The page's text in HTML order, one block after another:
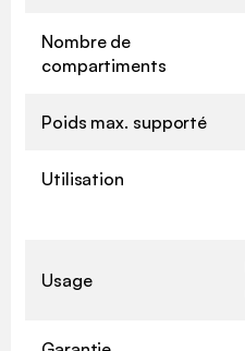
Nombre de
compartiments
Poids max. supporté
Utilisation
Usage